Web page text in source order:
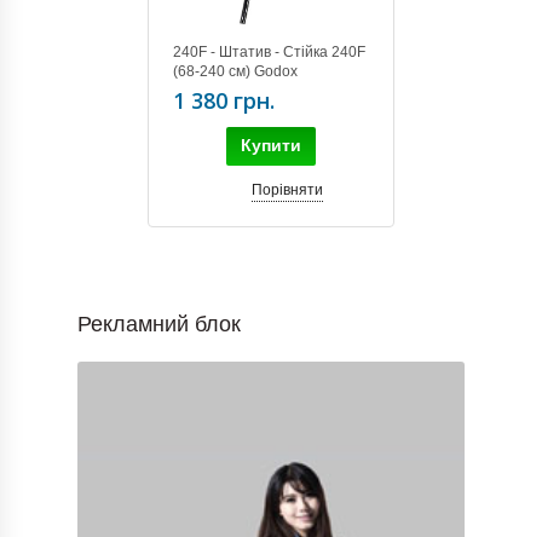
240F - Штатив - Стійка 240F
(68-240 см) Godox
1 380 грн.
Купити
Порівняти
Рекламний блок